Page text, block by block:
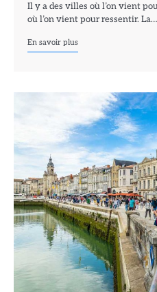
Il y a des villes où l’on vient
où l’on vient pour ressentir. La…
En savoir plus